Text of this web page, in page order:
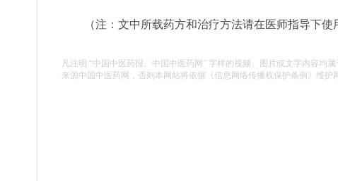
（注：文中所载药方和治疗方法请在医师指导下使
凡注明 “中国中医药报、中国中医药网” 字样的视频、图片或文字内容均
来源中国中医药网，否则本网站将依据《信息网络传播权保护条例》维护